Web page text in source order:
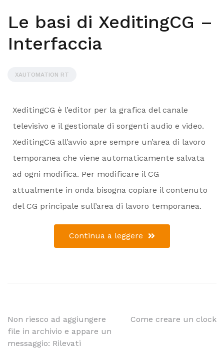
Le basi di XeditingCG –
Interfaccia
XAUTOMATION RT
XeditingCG è l’editor per la grafica del canale
televisivo e il gestionale di sorgenti audio e video.
XeditingCG all’avvio apre sempre un’area di lavoro
temporanea che viene automaticamente salvata
ad ogni modifica. Per modificare il CG
attualmente in onda bisogna copiare il contenuto
del CG principale sull’area di lavoro temporanea.
Continua a leggere
Non riesco ad aggiungere
file in archivio e appare un
messaggio: Rilevati
Come creare un clock